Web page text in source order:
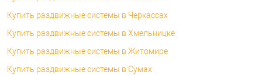
Купить раздвижные системы в Черкассах
Купить раздвижные системы в Хмельницке
Купить раздвижные системы в Житомире
Купить раздвижные системы в Сумах